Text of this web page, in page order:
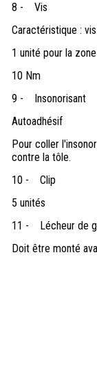
8 -
Vis
Caractéristique :
1 unité pour la
10 Nm
9 -
Insonorisant
Autoadhésif
Pour coller
contre la tôle.
10 -
Clip
5 unités
11 -
Lécheur de
Doit être monté